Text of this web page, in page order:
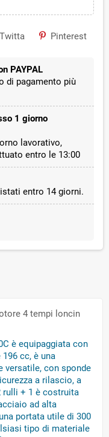
Twitta Pinterest
PAYPAL
di pagamento più
1 giorno
lavorativo,
entro le 13:00
entro 14 giorni.
4 tempi loncin
è equipaggiata con
cc, è una
versatile, con sponde
a rilascio, a
rulli + 1 è costruita
ad alta
portata utile di 300
tipo di materiale